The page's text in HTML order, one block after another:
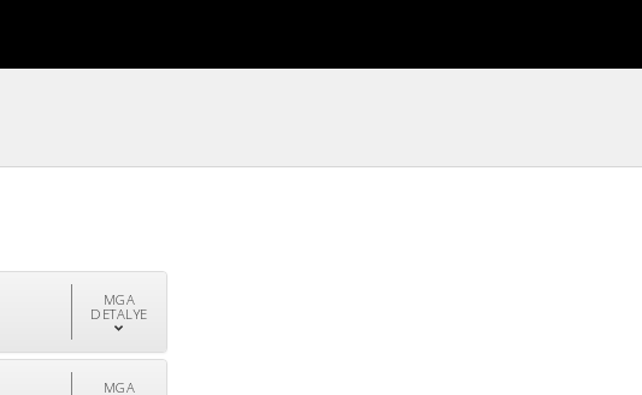
MGA
DETALYE
MGA